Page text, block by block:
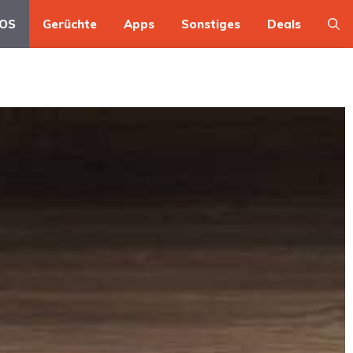
Gerüchte Apps Sonstiges Deals